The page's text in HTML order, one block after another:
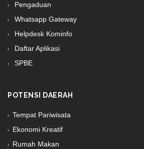
Pengaduan
Whatsapp Gateway
Helpdesk Kominfo
Daftar Aplikasi
SPBE
POTENSI DAERAH
Tempat Pariwisata
Ekonomi Kreatif
Rumah Makan